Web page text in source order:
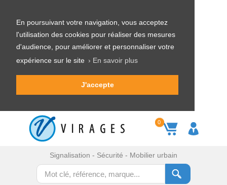
En poursuivant votre navigation, vous acceptez
l'utilisation des cookies pour réaliser des mesures
d'audience, pour améliorer et personnaliser votre
expérience sur le site › En savoir plus
J'accepte
0
Signalisation - Sécurité - Mobilier urbain